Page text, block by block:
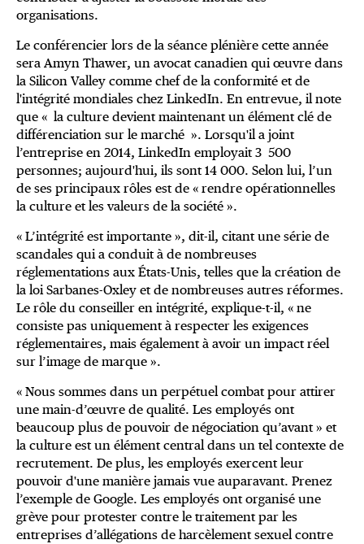
organisations.
Le conférencier lors de la séance plénière cette année
sera Amyn Thawer, un avocat canadien qui œuvre dans
la Silicon Valley comme chef de la conformité et de
l'intégrité mondiales chez LinkedIn. En entrevue, il note
que « la culture devient maintenant un élément clé de
différenciation sur le marché ». Lorsqu'il a joint
l’entreprise en 2014, LinkedIn employait 3 500
personnes; aujourd'hui, ils sont 14 000. Selon lui, l’un
de ses principaux rôles est de « rendre opérationnelles
la culture et les valeurs de la société ».
« L’intégrité est importante », dit-il, citant une série de
scandales qui a conduit à de nombreuses
réglementations aux États-Unis, telles que la création de
la loi Sarbanes-Oxley et de nombreuses autres réformes.
Le rôle du conseiller en intégrité, explique-t-il, « ne
consiste pas uniquement à respecter les exigences
réglementaires, mais également à avoir un impact réel
sur l’image de marque ».
« Nous sommes dans un perpétuel combat pour attirer
une main-d’œuvre de qualité. Les employés ont
beaucoup plus de pouvoir de négociation qu’avant » et
la culture est un élément central dans un tel contexte de
recrutement. De plus, les employés exercent leur
pouvoir d'une manière jamais vue auparavant. Prenez
l’exemple de Google. Les employés ont organisé une
grève pour protester contre le traitement par les
entreprises d’allégations de harcèlement sexuel contre